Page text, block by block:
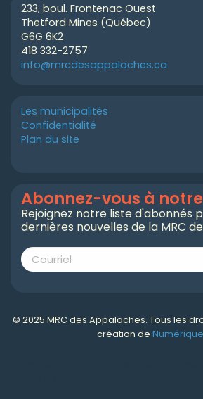
233, boul. Frontenac Ouest
Thetford Mines (Québec)
G6G 6K2
418 332-2757
info@mrcdesappalaches.ca
Les municipalités
Confidentialité
Plan du site
Abonnez-vous à
Rejoignez notre liste d'abonnés
dernières nouvelles de la MRC
© 2025 MRC des Appalaches. Tous les
création de